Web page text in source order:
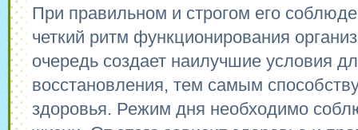
При правильном и строгом его
четкий ритм функционирования
очередь создает наилучшие условия
восстановления, тем самым
здоровья. Режим дня необходимо